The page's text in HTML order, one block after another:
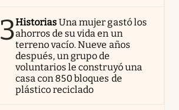
3HistoriasUna mujer gastó los
ahorros de su vida en un
terreno vacío. Nueve años
después, un grupo de
voluntarios le construyó una
casa con 850 bloques de
plástico reciclado